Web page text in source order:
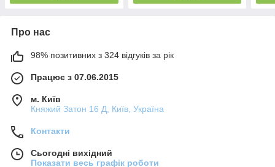
Про нас
98% позитивних з 324 відгуків за рік
Працює з 07.06.2015
м. Київ
Княжий Затон 16 Д, Київ, Україна
Контакти
Сьогодні вихідний
Показати весь графік роботи